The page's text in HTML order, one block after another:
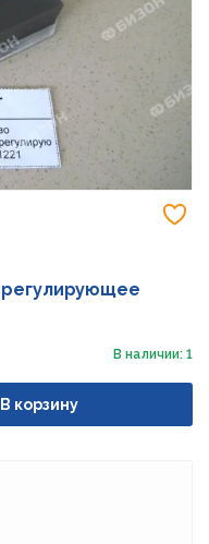
В наличии: 1
В корзину